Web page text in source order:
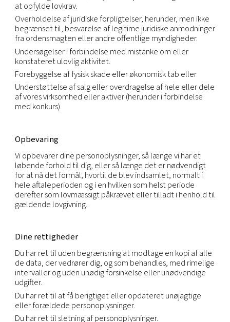
Internationale overførsler
Da vi er en global virksomhed med afdelinger i
forskellige lande, kan vi overdrage dine
fra én juridisk enhed til en anden eller fra ét land
andet for at opfylde ovenstående formål. Vi
dine personoplysninger i overensstemmelse med
gældende lovkrav og kun i det omfang, det er
for opfyldelsen af ovennævnte formål. Inden for
de samme regler og sikkerhedsniveauer. Der kan
nødvendigt indgås aftaler om databehandling for
det nødvendige beskyttelsesniveau.
Vi benytter os af tilgængelige juridiske
henblik på lovlig overdragelse af
tværs af landegrænser. I det omfang, vi benytter
lever vi op til disse krav, herunder i de tilfælde,
måtte være konflikt mellem disse bestemmelser
nærværende juridiske meddelelse.
Vi vil ikke sælge eller på anden måde dele dine
personoplysninger med nogen uden for vores
undtagelse af: